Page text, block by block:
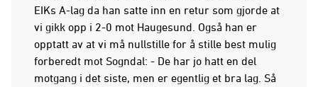
EIKs A-lag da han satte inn en retur som gjorde at
vi gikk opp i 2-0 mot Haugesund. Også han er
opptatt av at vi må nullstille for å stille best mulig
forberedt mot Sogndal: - De har jo hatt en del
motgang i det siste, men er egentlig et bra lag. Så